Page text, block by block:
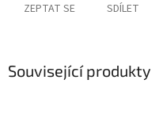
ZEPTAT SE SDÍLET
Související produkty